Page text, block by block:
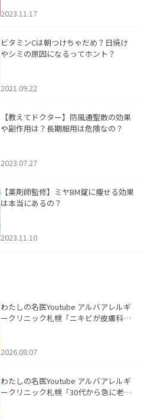
2023.11.17
ビタミンCは朝つけちゃだめ？日焼け
やシミの原因になるってホント？
2021.09.22
【教えてドクター】防風通聖散の効果
や副作用は？長期服用は危険なの？
2023.07.27
【薬剤師監修】ミヤBM錠に痩せる効果
は本当にあるの？
2023.11.10
わたしの名医Youtube アルバアレルギ
ークリニック札幌「ニキビが皮膚科で
ました。
2026.08.07
わたしの名医Youtube アルバアレルギ
ークリニック札幌「30代から急に老け